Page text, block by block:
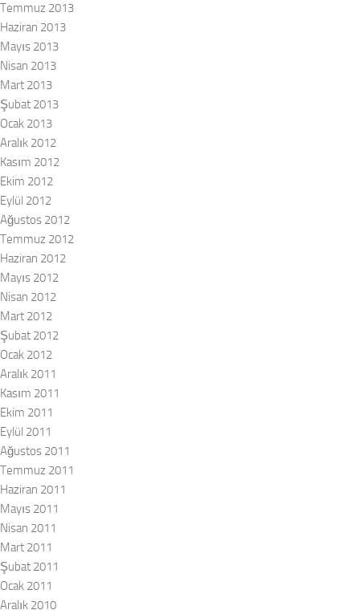
Temmuz 2013
Haziran 2013
Mayıs 2013
Nisan 2013
Mart 2013
Şubat 2013
Ocak 2013
Aralık 2012
Kasım 2012
Ekim 2012
Eylül 2012
Ağustos 2012
Temmuz 2012
Haziran 2012
Mayıs 2012
Nisan 2012
Mart 2012
Şubat 2012
Ocak 2012
Aralık 2011
Kasım 2011
Ekim 2011
Eylül 2011
Ağustos 2011
Temmuz 2011
Haziran 2011
Mayıs 2011
Nisan 2011
Mart 2011
Şubat 2011
Ocak 2011
Aralık 2010